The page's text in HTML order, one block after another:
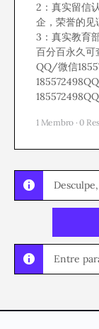
2：真实留信
企，荣誉的
3：真实教育
百分百永久可
QQ/微信
1 Membro · 0
Entre